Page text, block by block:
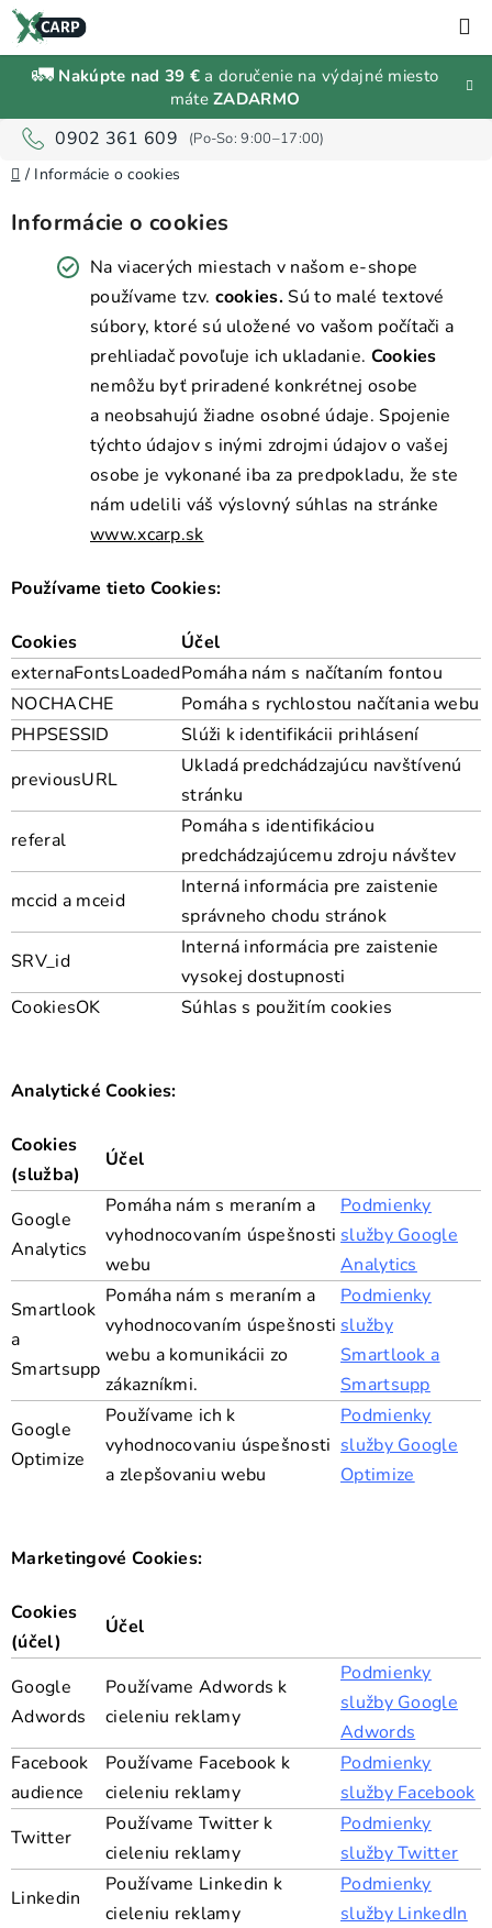
Prejsť
na
obsah
🚛 Nakúpte nad 39 € a doručenie na výdajné miesto
máteZADARMO
0902 361 609
Zľavy a
Rybárske
Návnady
nástrahy
Predávané
Prihlásenie
registrácia
Domov
/ Informácie o cookies
Informácie o cookies
Na viacerých miestach v našom e-shope
používame tzv. cookies.Sú to malé textové
súbory, ktoré sú uložené vo vašom počítači a
prehliadač povoľuje ich ukladanie. Cookies
nemôžu byť priradené konkrétnej osobe
a neobsahujú žiadne osobné údaje. Spojenie
týchto údajov s inými zdrojmi údajov o vašej
osobe je vykonané iba za predpokladu, že ste
nám udelili váš výslovný súhlas na stránke
www.xcarp.sk
Používame tieto Cookies:
Cookies
Účel
externaFontsLoadedPomáha nám s načítaním fontou
NOCHACHE
Pomáha s rychlostou načítania webu
PHPSESSID
Slúži k identifikácii prihlásení
previousURL
Ukladá predchádzajúcu navštívenú
stránku
referal
Pomáha s identifikáciou
predchádzajúcemu zdroju návštev
mccid a mceid
Interná informácia pre zaistenie
správneho chodu stránok
SRV_id
Interná informácia pre zaistenie
vysokej dostupnosti
CookiesOK
Súhlas s použitím cookies
Analytické Cookies:
Cookies
(služba)
Účel
Google
Analytics
Pomáha nám s meraním a
vyhodnocovaním úspešnosti
webu
Podmienky
služby Google
Analytics
Smartlook
a
Smartsupp
Pomáha nám s meraním a
vyhodnocovaním úspešnosti
webu a komunikácii zo
zákazníkmi.
Podmienky
služby
Smartlook a
Smartsupp
Google
Optimize
Používame ich k
vyhodnocovaniu úspešnosti
a zlepšovaniu webu
Podmienky
služby Google
Optimize
Marketingové Cookies:
Cookies
(účel)
Účel
Google
Adwords
Používame Adwords k
cieleniu reklamy
Podmienky
služby Google
Adwords
Facebook
audience
Používame Facebook k
cieleniu reklamy
Podmienky
služby Facebook
Twitter
Používame Twitter k
cieleniu reklamy
Podmienky
služby Twitter
Linkedin
Používame Linkedin k
cieleniu reklamy
Podmienky
služby LinkedIn